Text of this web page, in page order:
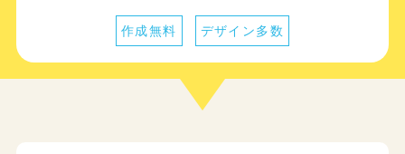
作成無料 デザイン多数